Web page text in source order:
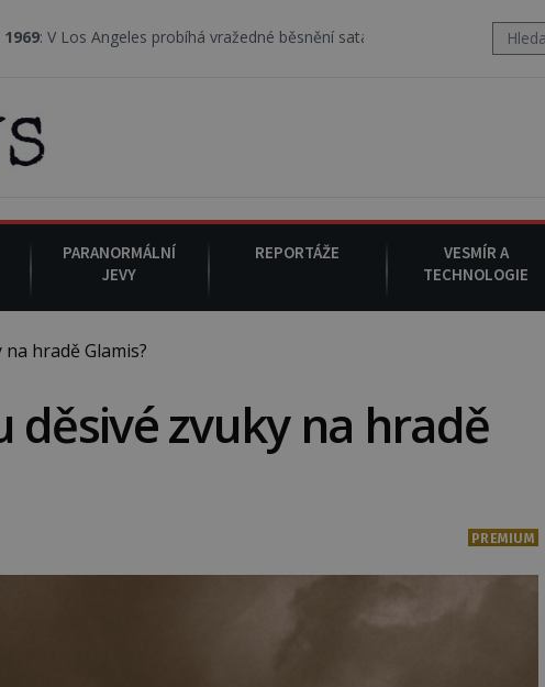
probíhá vražedné běsnění satanistického gangu vedeného
PARANORMÁLNÍ
JEVY
REPORTÁŽE
VESMÍR A
TECHNOLOGIE
hradě Glamis?
děsivé zvuky na hradě
PREMIUM